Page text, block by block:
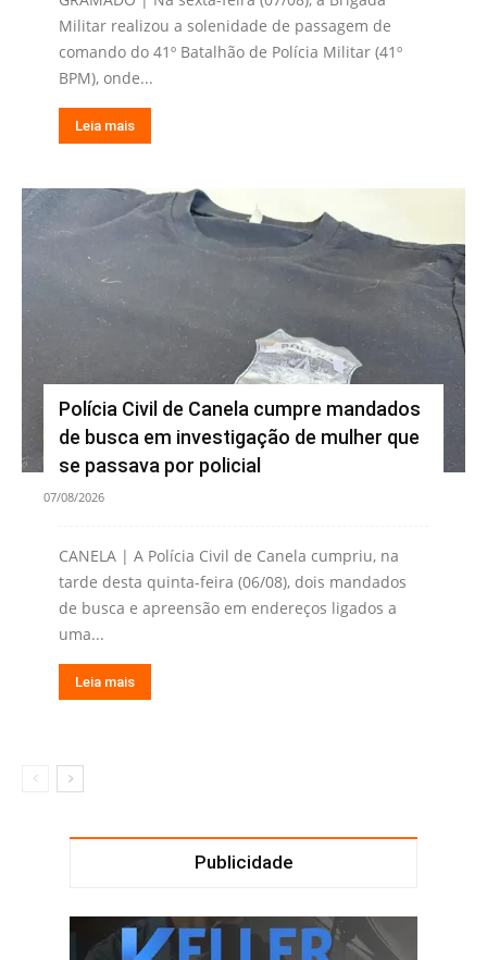
Militar realizou a solenidade de passagem de
comando do 41º Batalhão de Polícia Militar (41º
BPM), onde...
Leia mais
Polícia Civil de Canela cumpre mandados
de busca em investigação de mulher que
se passava por policial
07/08/2026
CANELA | A Polícia Civil de Canela cumpriu, na
tarde desta quinta-feira (06/08), dois mandados
de busca e apreensão em endereços ligados a
uma...
Leia mais
Publicidade